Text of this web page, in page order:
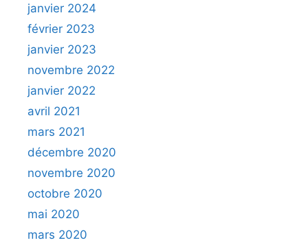
janvier 2024
février 2023
janvier 2023
novembre 2022
janvier 2022
avril 2021
mars 2021
décembre 2020
novembre 2020
octobre 2020
mai 2020
mars 2020